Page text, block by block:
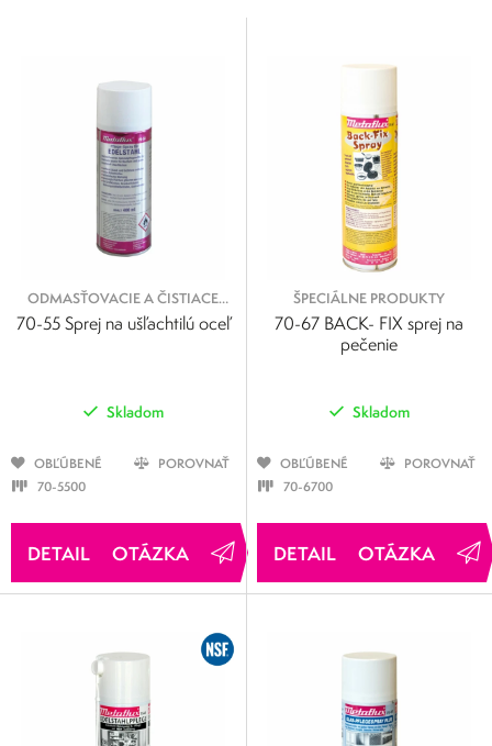
Metaflux Greenline
ODMASŤOVACIE A ČISTIACE
SPREJE
70-55 Sprej na ušľachtilú oceľ
Skladom
OBĽÚBENÉ
POROVNAŤ
70-5500
OTÁZKA
ŠPECIÁLNE PRODUKTY
70-67 BACK- FIX sprej na
pečenie
Skladom
OBĽÚBENÉ
POROVNAŤ
70-6700
OTÁZKA